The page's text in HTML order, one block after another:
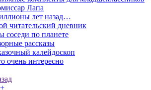
Лапа
лет назад…
читательский дневник
соседи по планете
рассказы
калейдоскоп
очень интересно